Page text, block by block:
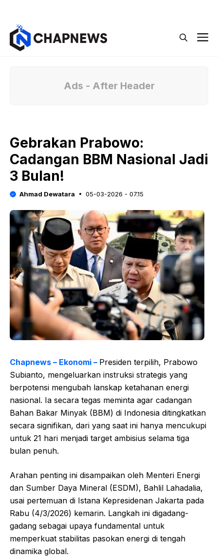
Ads - After Header
Gebrakan Prabowo:
Cadangan BBM Nasional Jadi
3 Bulan!
Ahmad Dewatara 05-03-2026 - 07.15
Chapnews – Ekonomi – Presiden terpilih, Prabowo
Subianto, mengeluarkan instruksi strategis yang
berpotensi mengubah lanskap ketahanan energi
nasional. Ia secara tegas meminta agar cadangan
Bahan Bakar Minyak (BBM) di Indonesia ditingkatkan
secara signifikan, dari yang saat ini hanya mencukupi
untuk 21 hari menjadi target ambisius selama tiga
bulan penuh.
Arahan penting ini disampaikan oleh Menteri Energi
dan Sumber Daya Mineral (ESDM), Bahlil Lahadalia,
usai pertemuan di Istana Kepresidenan Jakarta pada
Rabu (4/3/2026) kemarin. Langkah ini digadang-
gadang sebagai upaya fundamental untuk
memperkuat stabilitas pasokan energi di tengah
dinamika global.